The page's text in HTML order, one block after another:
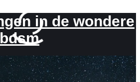
in de wondere